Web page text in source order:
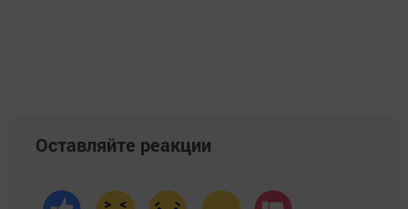
Оставляйте реакции